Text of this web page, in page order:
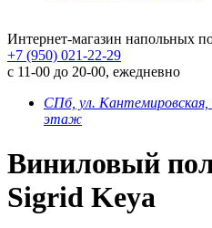
Интернет-магазин напольных
+7 (950) 021-22-29
с 11-00 до 20-00, ежедневно
СПб, ул.
этаж
Виниловый
Sigrid Keya